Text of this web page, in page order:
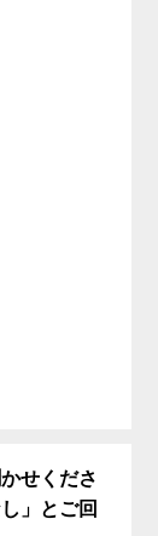
せくださ
」とご回